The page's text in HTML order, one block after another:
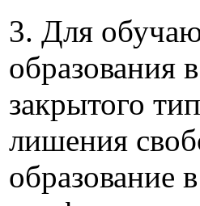
3. Для
образования
закрытого
лишения
образование